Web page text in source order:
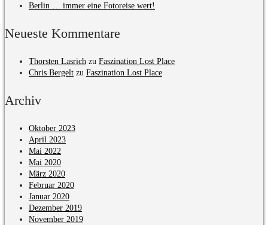
Berlin … immer eine Fotoreise wert!
Neueste Kommentare
Thorsten Lasrich zu Faszination Lost Place
Chris Bergelt zu Faszination Lost Place
Archiv
Oktober 2023
April 2023
Mai 2022
Mai 2020
März 2020
Februar 2020
Januar 2020
Dezember 2019
November 2019